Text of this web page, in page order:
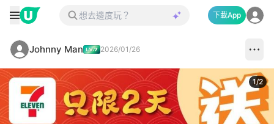
下載App
Johnny Man 2026/01/26
1/2